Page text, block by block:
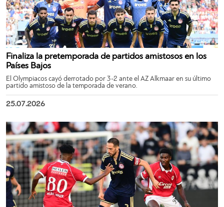
Finaliza la pretemporada de partidos amistosos en los
Países Bajos
El Olympiacos cayó derrotado por 3-2 ante el AZ Alkmaar en su último
partido amistoso de la temporada de verano.
25.07.2026